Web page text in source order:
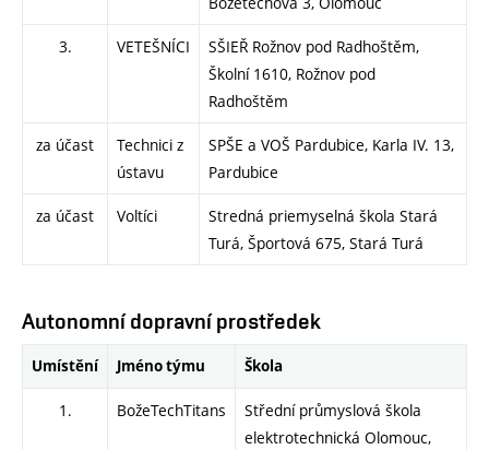
3. VETEŠNÍCI
SŠIEŘ Rožnov pod Radhoštěm,
Školní 1610, Rožnov pod
Radhoštěm
za účast
Technici z
ústavu
SPŠE a VOŠ Pardubice, Karla IV. 13,
Pardubice
za účast Voltíci
Stredná priemyselná škola Stará
Turá, Športová 675, Stará Turá
Autonomní dopravní prostředek
Umístění Jméno týmu Škola
1. BožeTechTitans
Střední průmyslová škola
elektrotechnická Olomouc,